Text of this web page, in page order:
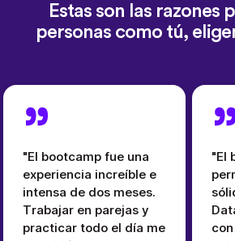
Estas son las razones
personas como tú,
"El bootcamp fue una
experiencia increíble e
intensa de dos meses.
Trabajar en parejas y
practicar todo el día me
"El